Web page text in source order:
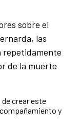
sobre el
las
repetidamente
de la muerte
de crear este
y